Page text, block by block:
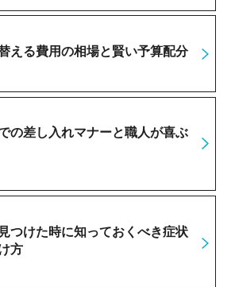
える費用の相場と賢い予算配分
の差し入れマナーと職人が喜ぶ
つけた時に知っておくべき症状
方